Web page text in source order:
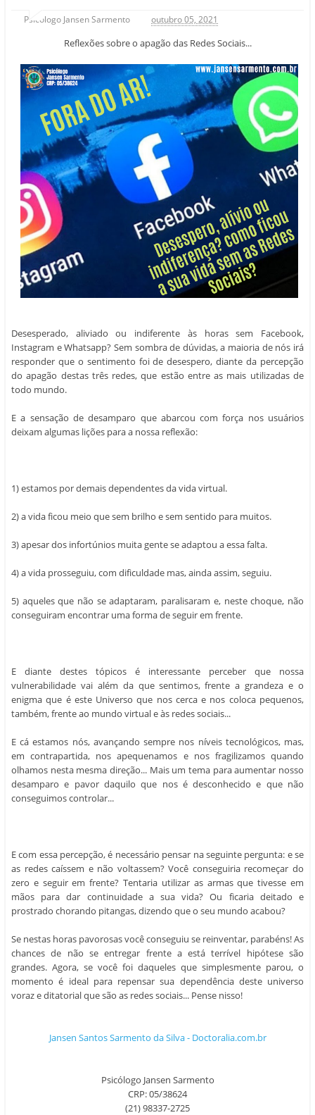
Psicólogo Jansen Sarmento outubro 05, 2021
Reflexões sobre o apagão das Redes Sociais...
Desesperado, aliviado ou indiferente às horas sem Facebook,
Instagram e Whatsapp? Sem sombra de dúvidas, a maioria de nós irá
responder que o sentimento foi de desespero, diante da percepção
do apagão destas três redes, que estão entre as mais utilizadas de
todo mundo.
E a sensação de desamparo que abarcou com força nos usuários
deixam algumas lições para a nossa reflexão:
1) estamos por demais dependentes da vida virtual.
2) a vida ficou meio que sem brilho e sem sentido para muitos.
3) apesar dos infortúnios muita gente se adaptou a essa falta.
4) a vida prosseguiu, com dificuldade mas, ainda assim, seguiu.
5) aqueles que não se adaptaram, paralisaram e, neste choque, não
conseguiram encontrar uma forma de seguir em frente.
E diante destes tópicos é interessante perceber que nossa
vulnerabilidade vai além da que sentimos, frente a grandeza e o
enigma que é este Universo que nos cerca e nos coloca pequenos,
também, frente ao mundo virtual e às redes sociais...
E cá estamos nós, avançando sempre nos níveis tecnológicos, mas,
em contrapartida, nos apequenamos e nos fragilizamos quando
olhamos nesta mesma direção... Mais um tema para aumentar nosso
desamparo e pavor daquilo que nos é desconhecido e que não
conseguimos controlar...
E com essa percepção, é necessário pensar na seguinte pergunta: e se
as redes caíssem e não voltassem? Você conseguiria recomeçar do
zero e seguir em frente? Tentaria utilizar as armas que tivesse em
mãos para dar continuidade a sua vida? Ou ficaria deitado e
prostrado chorando pitangas, dizendo que o seu mundo acabou?
Se nestas horas pavorosas você conseguiu se reinventar, parabéns! As
chances de não se entregar frente a está terrível hipótese são
grandes. Agora, se você foi daqueles que simplesmente parou, o
momento é ideal para repensar sua dependência deste universo
voraz e ditatorial que são as redes sociais... Pense nisso!
Jansen Santos Sarmento da Silva - Doctoralia.com.br
Psicólogo Jansen Sarmento
CRP: 05/38624
(21) 98337-2725